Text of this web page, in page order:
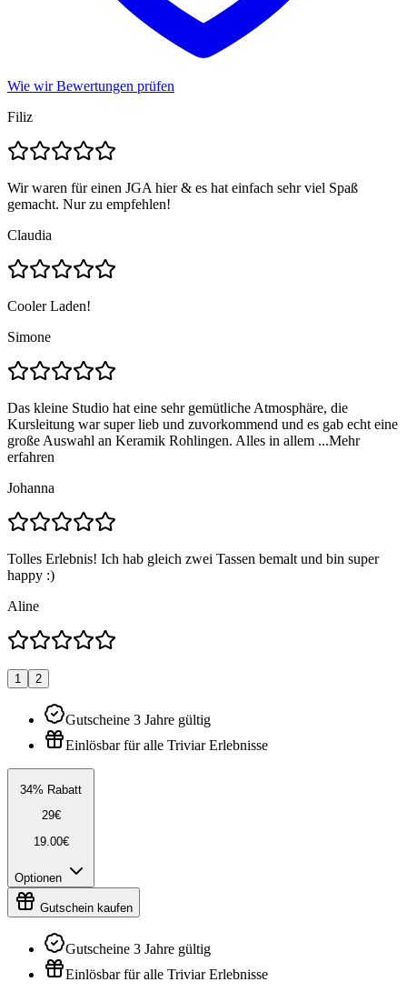
Wie wir Bewertungen prüfen
Filiz
Wir waren für einen JGA hier & es hat einfach sehr viel Spaß
gemacht. Nur zu empfehlen!
Claudia
Cooler Laden!
Simone
Das kleine Studio hat eine sehr gemütliche Atmosphäre, die
Kursleitung war super lieb und zuvorkommend und es gab echt eine
große Auswahl an Keramik Rohlingen. Alles in allem ...Mehr
erfahren
Johanna
Tolles Erlebnis! Ich hab gleich zwei Tassen bemalt und bin super
happy :)
Aline
1 2
Gutscheine 3 Jahre gültig
Einlösbar für alle Triviar Erlebnisse
34% Rabatt
29€
19.00€
Optionen
Gutschein kaufen
Gutscheine 3 Jahre gültig
Einlösbar für alle Triviar Erlebnisse